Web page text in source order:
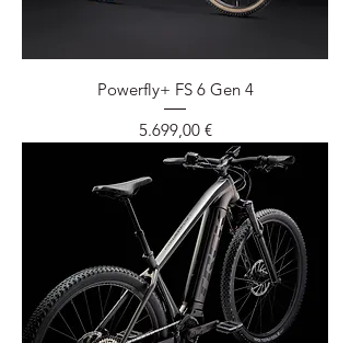
Powerfly+ FS 6 Gen 4
Preis
5.699,00 €